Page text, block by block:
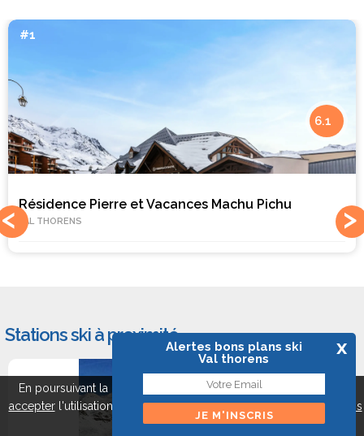
Alertes bons plans ski
Val thorens
x
#1
Résidence Pierre et Vacances Machu Pichu
VAL THORENS
6.1
Stations ski à proximité
#1
En poursuivant la navigation sur ce site, vous pouvez
accepterl'utilisation de cookies pour mieux vous servir.
A propos
des cookies
Fermer